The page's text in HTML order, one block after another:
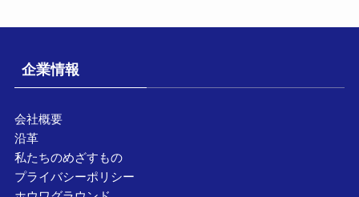
企業情報
会社概要
沿革
私たちのめざすもの
プライバシーポリシー